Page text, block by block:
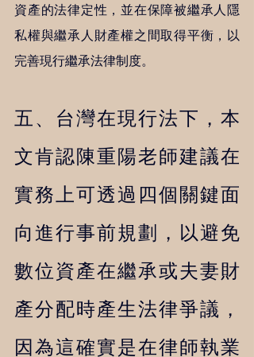
資產的法律定性，並在保障被繼承人隱
私權與繼承人財產權之間取得平衡，以
完善現行繼承法律制度。
五、台灣在現行法下，本
文肯認陳重陽老師建議在
實務上可透過四個關鍵面
向進行事前規劃，以避免
數位資產在繼承或夫妻財
產分配時產生法律爭議，
因為這確實是在律師執業